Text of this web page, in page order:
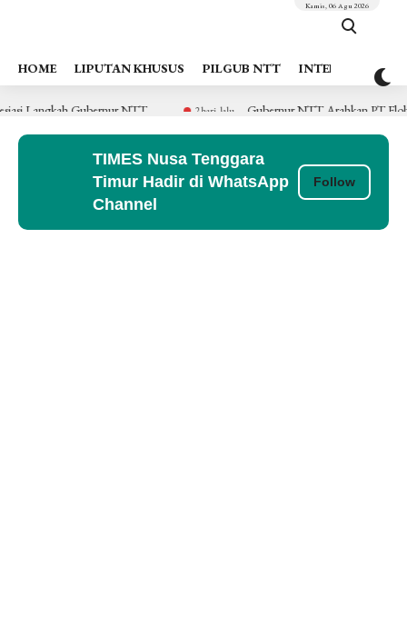
HOME LIPUTAN KHUSUS PILGUB NTT INTERNASIONAL
Kamis, 06 Agu 2026
Langkah Gubernur NTT 2 hari lalu Gubernur NTT Arahkan PT
TIMES Nusa Tenggara
Timur Hadir di WhatsApp
Channel
Follow